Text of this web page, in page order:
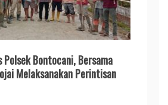
Bontocani, Bersama
Melaksanakan Perintisan